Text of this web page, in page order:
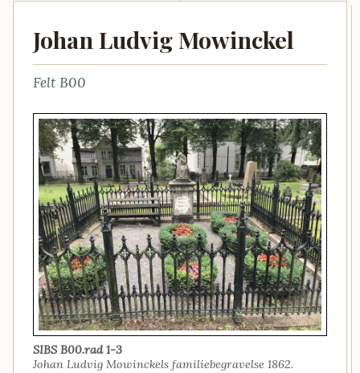
Johan Ludvig Mowinckel
Felt B00
SIBS B00.rad 1-3
Johan Ludvig Mowinckels familiebegravelse 1862.